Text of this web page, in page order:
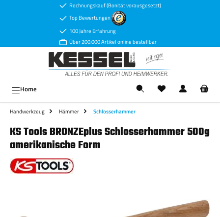
Zum Hauptinhalt springenRechnungskauf (Bonität vorausgesetzt)
Top Bewertungen
100 Jahre Erfahrung
Über 200.000 Artikel online bestellbar
Home
Handwerkzeug Hämmer Schlosserhammer
KS Tools BRONZEplus Schlosserhammer 500g
amerikanische Form